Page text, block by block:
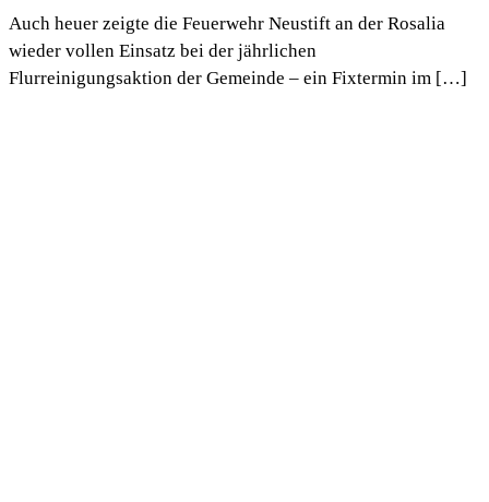
Auch heuer zeigte die Feuerwehr Neustift an der Rosalia
wieder vollen Einsatz bei der jährlichen
Flurreinigungsaktion der Gemeinde – ein Fixtermin im […]